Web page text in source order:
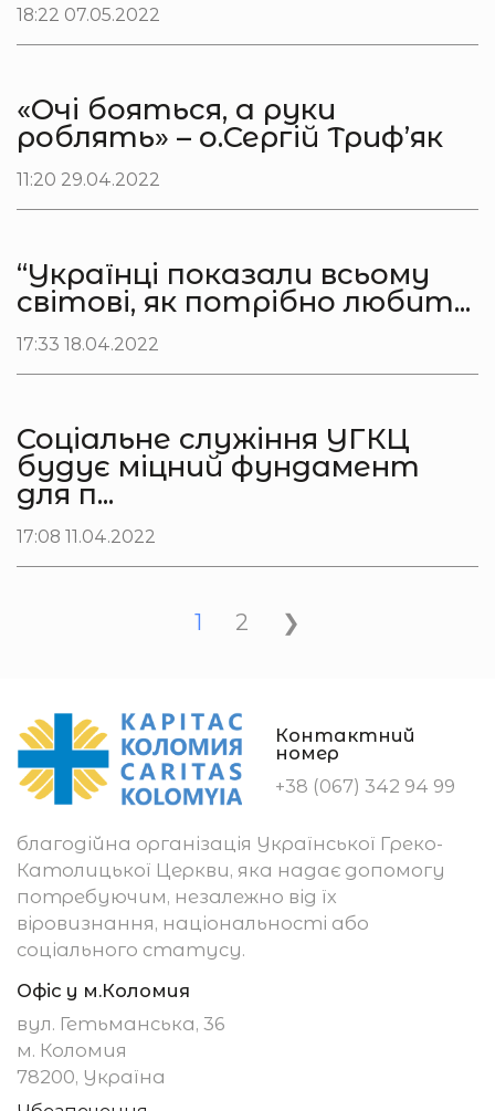
18:22 07.05.2022
«Очі бояться, а руки
роблять» – о.Сергій Триф’як
11:20 29.04.2022
“Українці показали всьому
світові, як потрібно любит...
17:33 18.04.2022
Соціальне служіння УГКЦ
будує міцний фундамент
для п...
17:08 11.04.2022
1 2 ❯
Контактний
номер
+38 (067) 342 94 99
благодійна організація Української Греко-
Католицької Церкви, яка надає допомогу
потребуючим, незалежно від їх
віровизнання, національності або
соціального статусу.
Офіс у м.Коломия
вул. Гетьманська, 36
м. Коломия
78200, Україна